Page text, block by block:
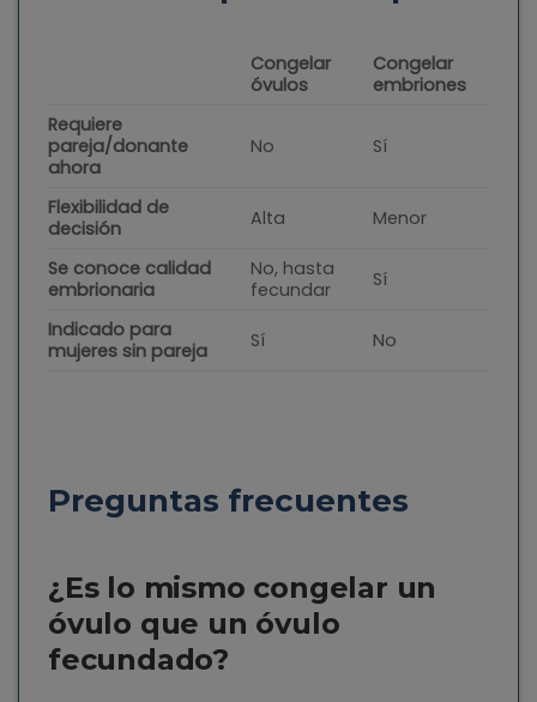
Congelar
óvulos
Congelar
embriones
Requiere
pareja/donante
ahora
No Sí
Flexibilidad de
decisión
Alta Menor
Se conoce calidad
embrionaria
No, hasta
fecundar
Sí
Indicado para
mujeres sin pareja
Sí No
Preguntas frecuentes
¿Es lo mismo congelar un
óvulo que un óvulo
fecundado?